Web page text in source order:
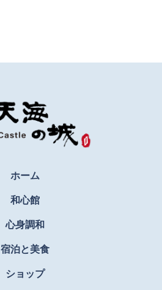
ホーム
和心館
心身調和
宿泊と美食
ショップ